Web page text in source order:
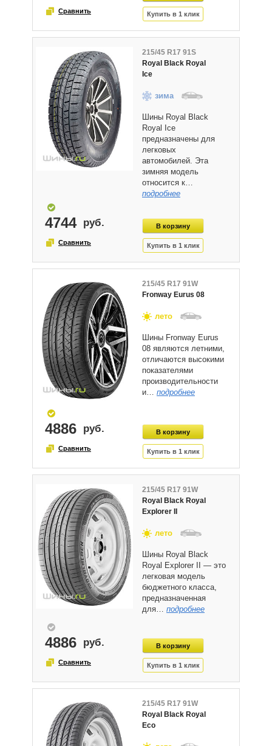
215/45 R17 91S
Royal Black Royal
Ice
зима
Шины Royal Black
Royal Ice
предназначены для
легковых
автомобилей. Эта
зимняя модель
относится к…
подробнее
4744
215/45 R17 91W
Fronway Eurus 08
лето
Шины Fronway Eurus
08 являются летними,
отличаются высокими
показателями
производительности
и… подробнее
4886
215/45 R17 91W
Royal Black Royal
Explorer II
лето
Шины Royal Black
Royal Explorer II — это
легковая модель
бюджетного класса,
предназначенная
для… подробнее
4886
215/45 R17 91W
Royal Black Royal
Eco